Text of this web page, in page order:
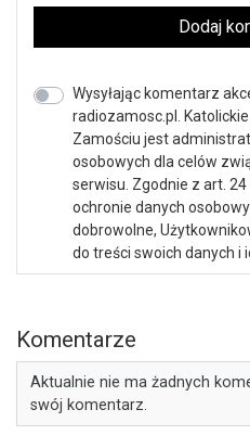
Dodaj
Wysyłając komentarz
radiozamosc.pl.
Zamościu jest
osobowych dla celów
serwisu. Zgodnie z art.
ochronie danych
dobrowolne,
do treści swoich danych i
Komentarze
Aktualnie nie ma żadnych
swój komentarz.